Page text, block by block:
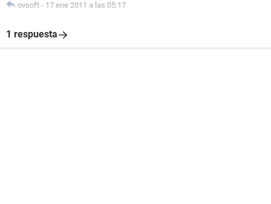
ovsoft - 17 ene 2011 a las 05:17
1 respuesta